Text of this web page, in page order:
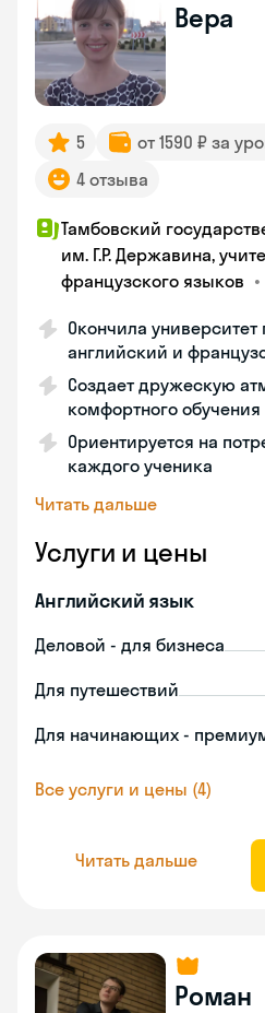
Вера
5 от 1590 ₽ за
4 отзыва
Тамбовский
им. Г.Р. Державина,
французского языков •
Окончила университет
английский и
Создает дружескую
комфортного обучения
Ориентируется на
каждого ученика
Читать дальше
Услуги и цены
Английский язык
Деловой - для бизнеса
Для путешествий
Для начинающих -
Все услуги и цены (4)
Читать дальше
Роман